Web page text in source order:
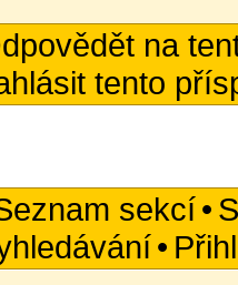
na
tento
sekcí•
•